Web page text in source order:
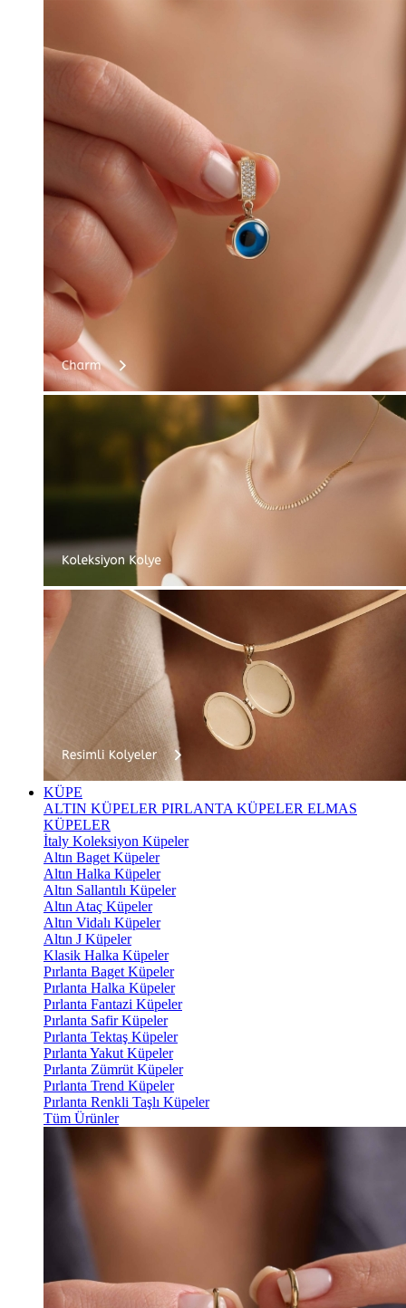
KÜPE
ALTIN KÜPELER PIRLANTA KÜPELER ELMAS
KÜPELER
İtaly Koleksiyon Küpeler
Altın Baget Küpeler
Altın Halka Küpeler
Altın Sallantılı Küpeler
Altın Ataç Küpeler
Altın Vidalı Küpeler
Altın J Küpeler
Klasik Halka Küpeler
Pırlanta Baget Küpeler
Pırlanta Halka Küpeler
Pırlanta Fantazi Küpeler
Pırlanta Safir Küpeler
Pırlanta Tektaş Küpeler
Pırlanta Yakut Küpeler
Pırlanta Zümrüt Küpeler
Pırlanta Trend Küpeler
Pırlanta Renkli Taşlı Küpeler
Tüm Ürünler